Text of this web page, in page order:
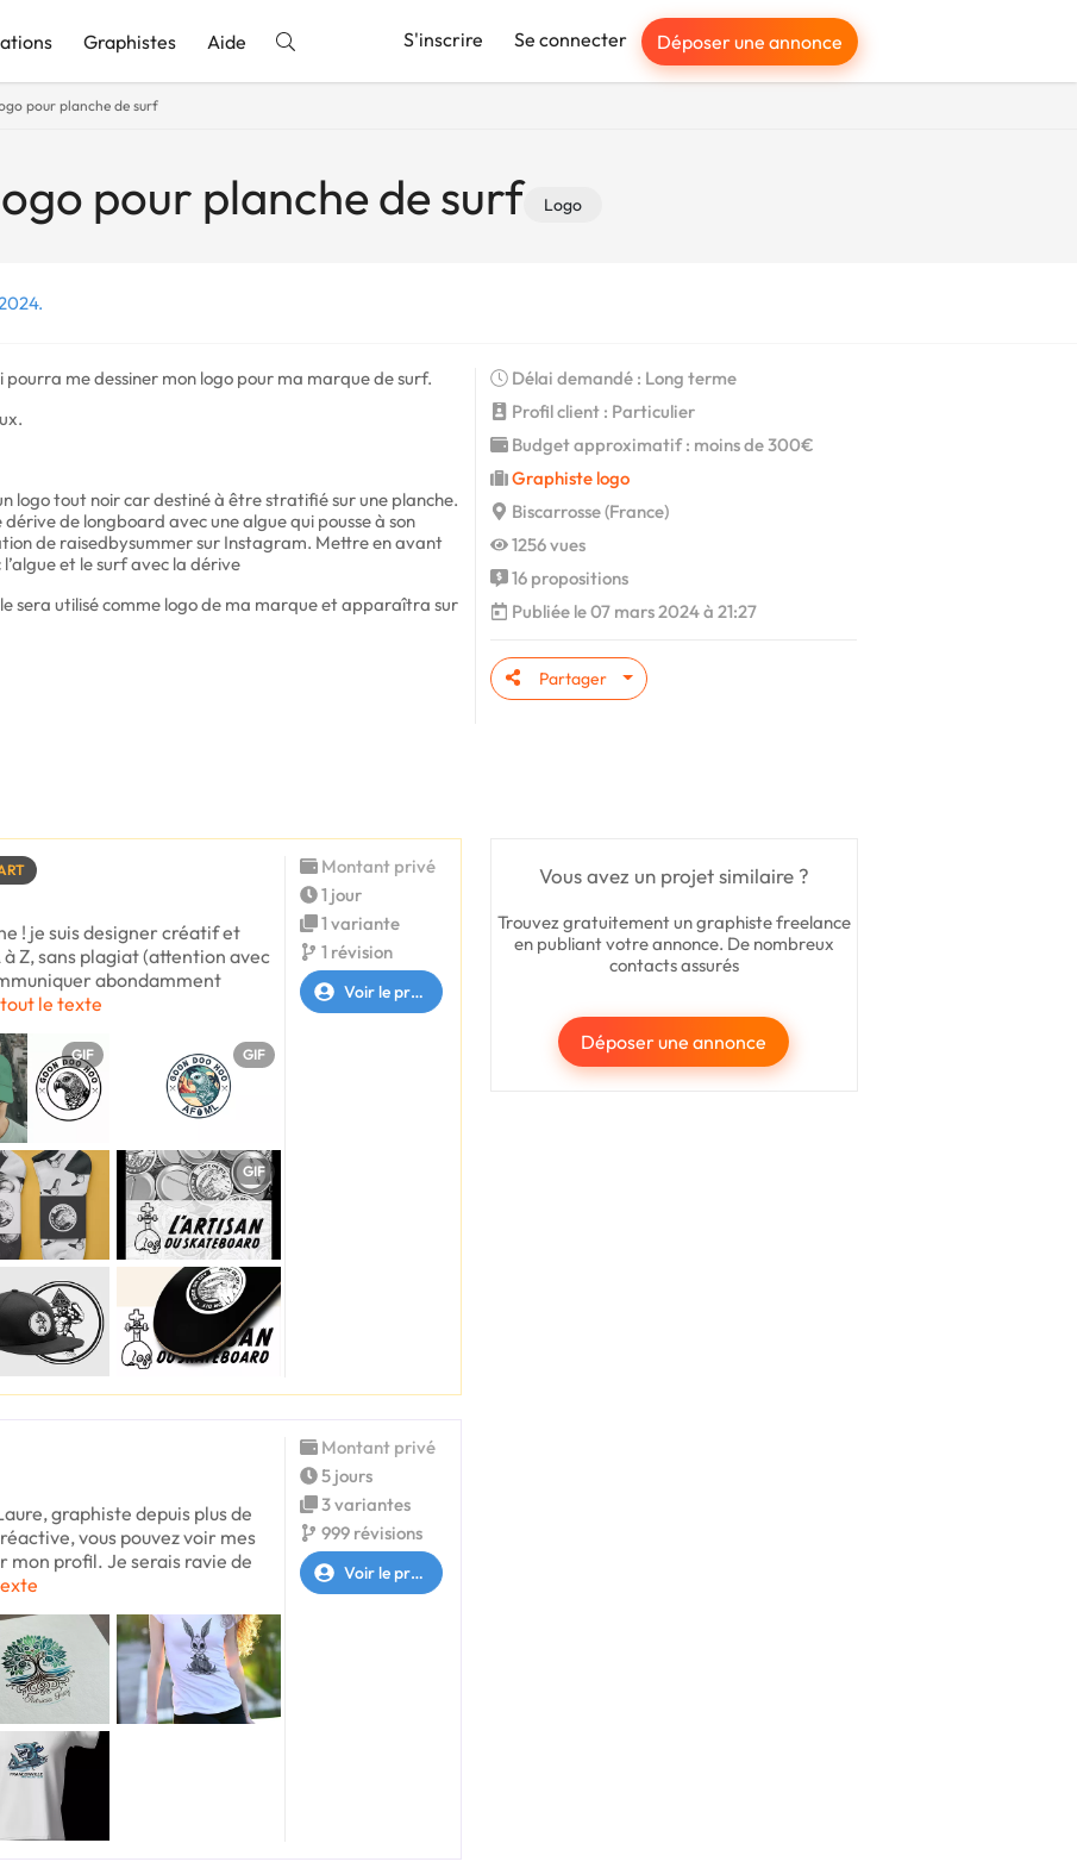
Graphistes Aide S'inscrire Se connecter Déposer une annonce
pour planche de surf
pour planche de surf Logo
pourra me dessiner mon logo pour ma marque de surf.
logo tout noir car destiné à être stratifié sur une planche.
de longboard avec une algue qui pousse à son
de raisedbysummer sur Instagram. Mettre en avant
et le surf avec la dérive
sera utilisé comme logo de ma marque et apparaîtra sur
Délai demandé : Long terme
Profil client : Particulier
Budget approximatif : moins de 300€
Graphiste logo
Biscarrosse (France)
1256 vues
16 propositions
Publiée le 07 mars 2024 à 21:27
Partager
Vous avez un projet similaire ?
Trouvez gratuitement un graphiste freelance
en publiant votre annonce. De nombreux
contacts assurés
Déposer une annonce
! je suis designer créatif et
Z, sans plagiat (attention avec
abondamment
le texte
GIF GIF
GIF
Montant privé
1 jour
1 variante
1 révision
Voir le profil
graphiste depuis plus de
vous pouvez voir mes
profil. Je serais ravie de
Montant privé
5 jours
3 variantes
999 révisions
Voir le profil